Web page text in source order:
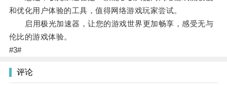
和优化用户体验的工具，值得网络游戏玩家尝试。
启用极光加速器，让您的游戏世界更加畅享，感受无与
伦比的游戏体验。
#3#
评论